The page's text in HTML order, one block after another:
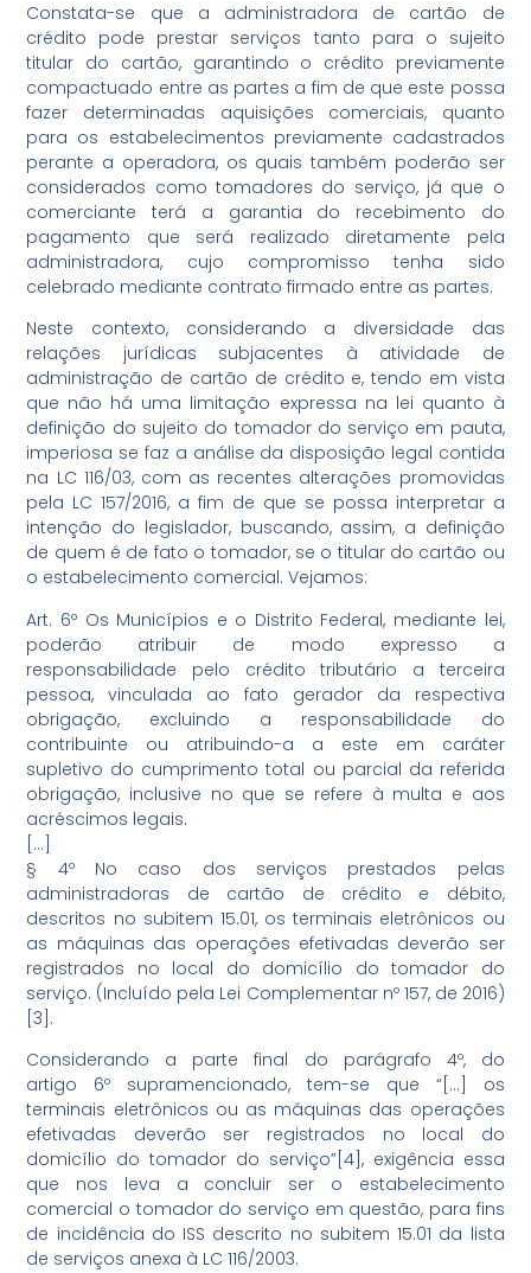
Constata-se que a administradora de cartão de
crédito pode prestar serviços tanto para o sujeito
titular do cartão, garantindo o crédito previamente
compactuado entre as partes a fim de que este possa
fazer determinadas aquisições comerciais, quanto
para os estabelecimentos previamente cadastrados
perante a operadora, os quais também poderão ser
considerados como tomadores do serviço, já que o
comerciante terá a garantia do recebimento do
pagamento que será realizado diretamente pela
administradora, cujo compromisso tenha sido
celebrado mediante contrato firmado entre as partes.
Neste contexto, considerando a diversidade das
relações jurídicas subjacentes à atividade de
administração de cartão de crédito e, tendo em vista
que não há uma limitação expressa na lei quanto à
definição do sujeito do tomador do serviço em pauta,
imperiosa se faz a análise da disposição legal contida
na LC 116/03, com as recentes alterações promovidas
pela LC 157/2016, a fim de que se possa interpretar a
intenção do legislador, buscando, assim, a definição
de quem é de fato o tomador, se o titular do cartão ou
o estabelecimento comercial. Vejamos:
Art. 6º Os Municípios e o Distrito Federal, mediante lei,
poderão atribuir de modo expresso a
responsabilidade pelo crédito tributário a terceira
pessoa, vinculada ao fato gerador da respectiva
obrigação, excluindo a responsabilidade do
contribuinte ou atribuindo-a a este em caráter
supletivo do cumprimento total ou parcial da referida
obrigação, inclusive no que se refere à multa e aos
acréscimos legais.
[…]
§ 4º No caso dos serviços prestados pelas
administradoras de cartão de crédito e débito,
descritos no subitem 15.01, os terminais eletrônicos ou
as máquinas das operações efetivadas deverão ser
registrados no local do domicílio do tomador do
serviço. (Incluído pela Lei Complementar nº 157, de 2016)
[3].
Considerando a parte final do parágrafo 4º, do
artigo 6º supramencionado, tem-se que “[…] os
terminais eletrônicos ou as máquinas das operações
efetivadas deverão ser registrados no local do
domicílio do tomador do serviço”[4], exigência essa
que nos leva a concluir ser o estabelecimento
comercial o tomador do serviço em questão, para fins
de incidência do ISS descrito no subitem 15.01 da lista
de serviços anexa à LC 116/2003.